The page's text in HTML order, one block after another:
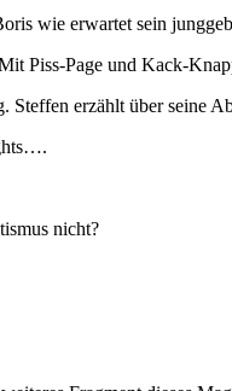
wie erwartet sein
Piss-Page und Kack-
erzählt über seine
nicht?